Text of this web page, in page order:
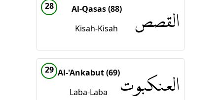
28
Al-Qasas (88)
Kisah-Kisah
القصص
29 Al-'Ankabut (69)
Laba-Laba
العنكبوت